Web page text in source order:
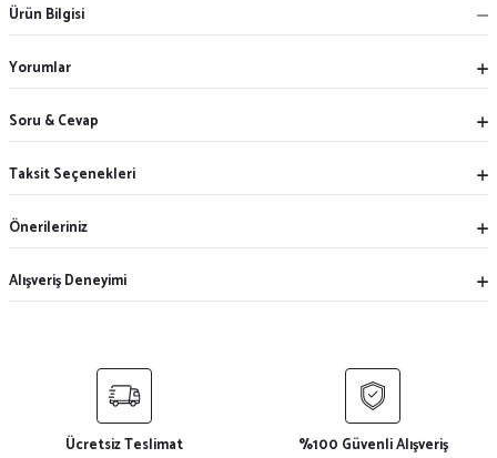
Ürün Bilgisi
Yorumlar
Soru & Cevap
Taksit Seçenekleri
Önerileriniz
Alışveriş Deneyimi
Ücretsiz Teslimat %100 Güvenli Alışveriş